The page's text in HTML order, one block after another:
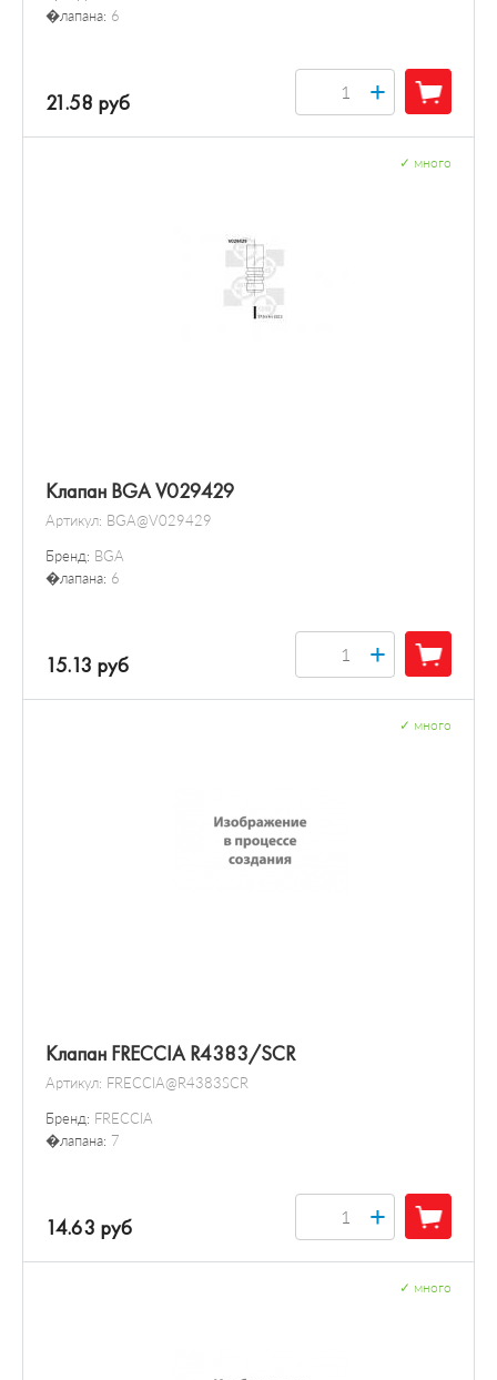
�лапана: 6
21.58 руб +
Клапан BGA V029429
Артикул: BGA@V029429
Бренд: BGA
�лапана: 6
много
15.13 руб +
Клапан FRECCIA R4383/SCR
Артикул: FRECCIA@R4383SCR
Бренд: FRECCIA
�лапана: 7
много
14.63 руб +
много